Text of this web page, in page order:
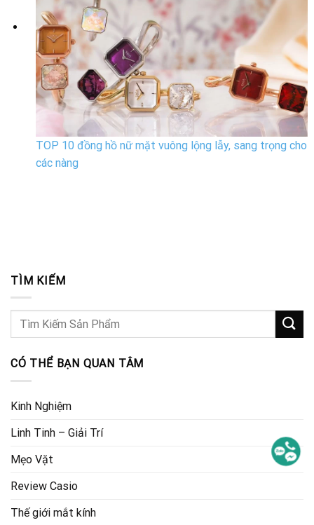
TOP 10 đồng hồ nữ mặt vuông lộng lẫy, sang trọng cho
các nàng
TÌM KIẾM
CÓ THỂ BẠN QUAN TÂM
Kinh Nghiệm
Linh Tinh – Giải Trí
Mẹo Vặt
Review Casio
Thế giới mắt kính